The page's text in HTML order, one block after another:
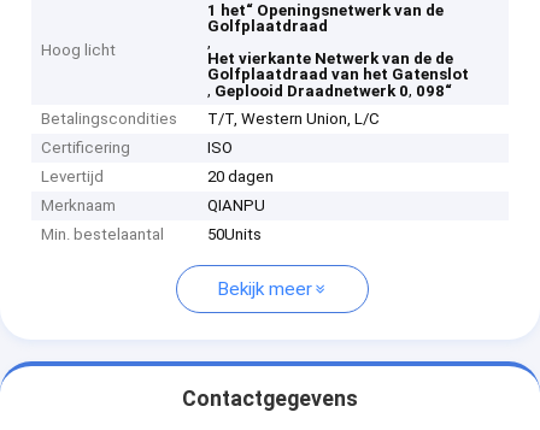
Hoog licht
1 het“ Openingsnetwerk van de
Golfplaatdraad
,
Het vierkante Netwerk van de de
Golfplaatdraad van het Gatenslot
, Geplooid Draadnetwerk 0, 098“
Betalingscondities
T/T, Western Union, L/C
Certificering
ISO
Levertijd
20 dagen
Merknaam
QIANPU
Min. bestelaantal
50Units
Bekijk meer
Contactgegevens